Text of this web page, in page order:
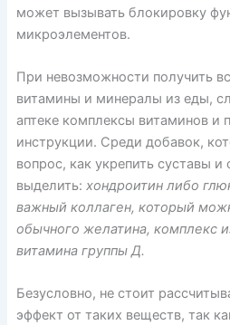
может вызывать блокировку
микроэлементов.
При невозможности получить
витамины и минералы из еды,
аптеке комплексы витаминов и
инструкции. Среди добавок,
вопрос, как укрепить суставы и
выделить: хондроитин либо
важный коллаген, который
обычного желатина, комплекс
витамина группы Д.
Безусловно, не стоит
эффект от таких веществ, так